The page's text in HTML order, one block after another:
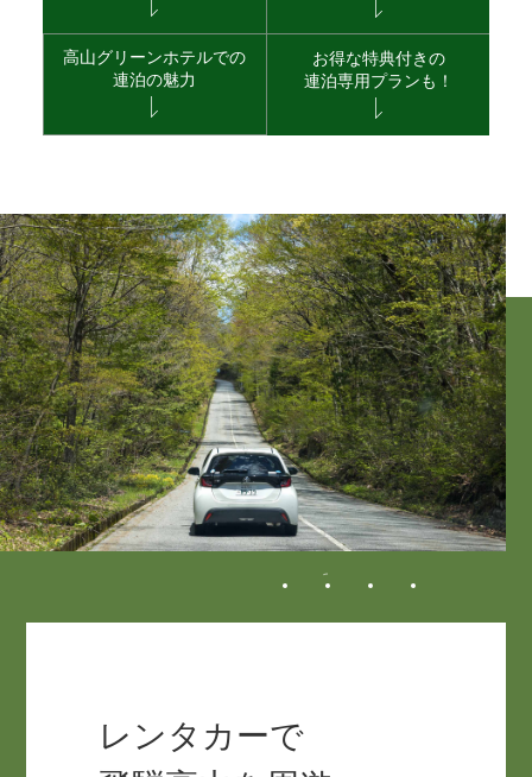
高山グリーンホテルでの
連泊の魅力
お得な特典付きの
連泊専用プランも！
レンタカーで